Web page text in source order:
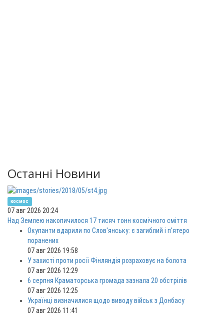
Останні Новини
космос
07 авг 2026 20:24
Над Землею накопичилося 17 тисяч тонн космічного сміття
Окупанти вдарили по Слов'янську: є загиблий і п'ятеро
поранених
07 авг 2026 19:58
У захисті проти росії Фінляндія розраховує на болота
07 авг 2026 12:29
6 серпня Краматорська громада зазнала 20 обстрілів
07 авг 2026 12:25
Українці визначилися щодо виводу військ з Донбасу
07 авг 2026 11:41